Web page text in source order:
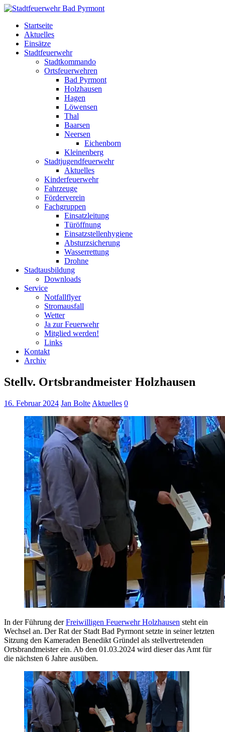
Startseite
Aktuelles
Einsätze
Stadtfeuerwehr
Stadtkommando
Ortsfeuerwehren
Bad Pyrmont
Holzhausen
Hagen
Löwensen
Thal
Baarsen
Neersen
Eichenborn
Kleinenberg
Stadtjugendfeuerwehr
Aktuelles
Kinderfeuerwehr
Fahrzeuge
Förderverein
Fachgruppen
Einsatzleitung
Türöffnung
Einsatzstellenhygiene
Absturzsicherung
Wasserrettung
Drohne
Stadtausbildung
Downloads
Service
Notfallflyer
Stromausfall
Wetter
Ja zur Feuerwehr
Mitglied werden!
Links
Kontakt
Archiv
Stellv. Ortsbrandmeister Holzhausen
16. Februar 2024 Jan Bolte Aktuelles 0
In der Führung derFreiwilligen Feuerwehr Holzhausen steht ein
Wechsel an. Der Rat der Stadt Bad Pyrmont setzte in seiner letzten
Sitzung den Kameraden Benedikt Gründel als stellvertretenden
Ortsbrandmeister ein. Ab den 01.03.2024 wird dieser das Amt für
die nächsten 6 Jahre ausüben.